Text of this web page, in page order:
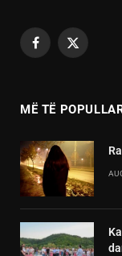
Facebook
X
MË TË